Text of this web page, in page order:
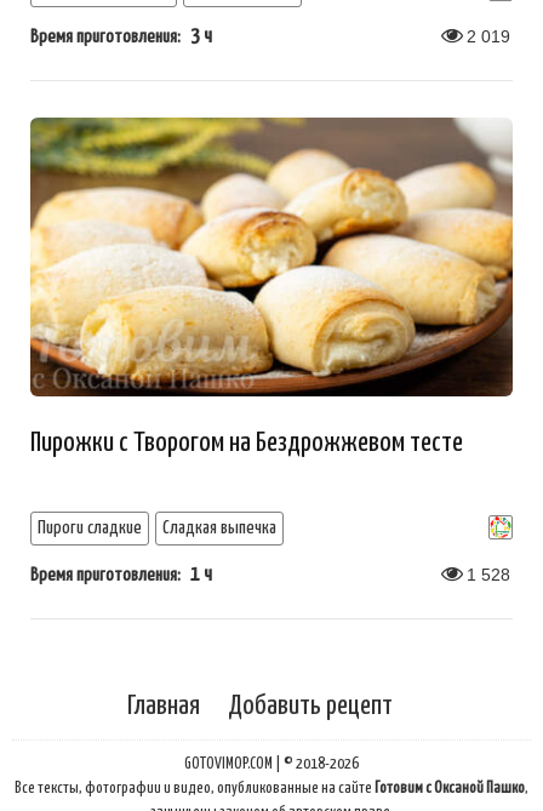
Время приготовления: 3 ч 2 019
Пирожки с Творогом на Бездрожжевом тесте
Пироги сладкие Сладкая выпечка
Время приготовления: 1 ч 1 528
Главная Добавить рецепт
GOTOVIMOP.COM | © 2018-2026
Все тексты, фотографии и видео, опубликованные на сайте Готовим с Оксаной Пашко,